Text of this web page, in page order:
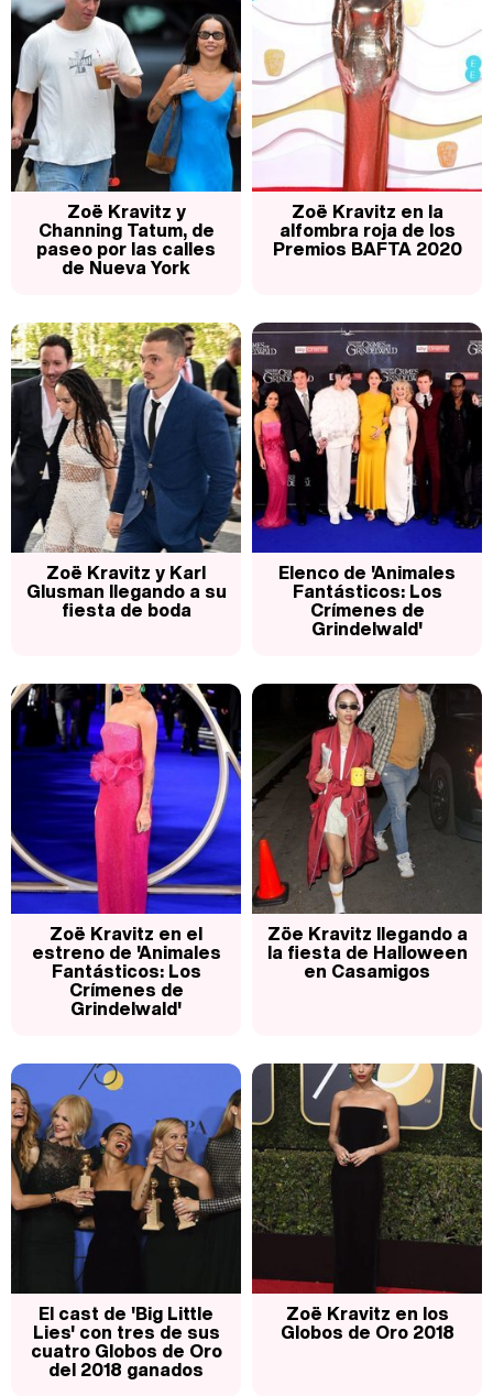
Zoë Kravitz y
Channing Tatum, de
paseo por las calles
de Nueva York
Zoë Kravitz en la
alfombra roja de los
Premios BAFTA 2020
Zoë Kravitz y Karl
Glusman llegando a su
fiesta de boda
Elenco de 'Animales
Fantásticos: Los
Crímenes de
Grindelwald'
Zoë Kravitz en el
estreno de 'Animales
Fantásticos: Los
Crímenes de
Grindelwald'
Zöe Kravitz llegando a
la fiesta de Halloween
en Casamigos
El cast de 'Big Little
Lies' con tres de sus
cuatro Globos de Oro
del 2018 ganados
Zoë Kravitz en los
Globos de Oro 2018